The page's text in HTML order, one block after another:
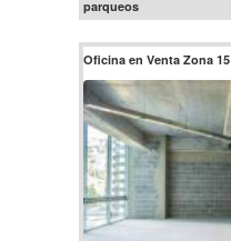
parqueos
Oficina en Venta Zona 15